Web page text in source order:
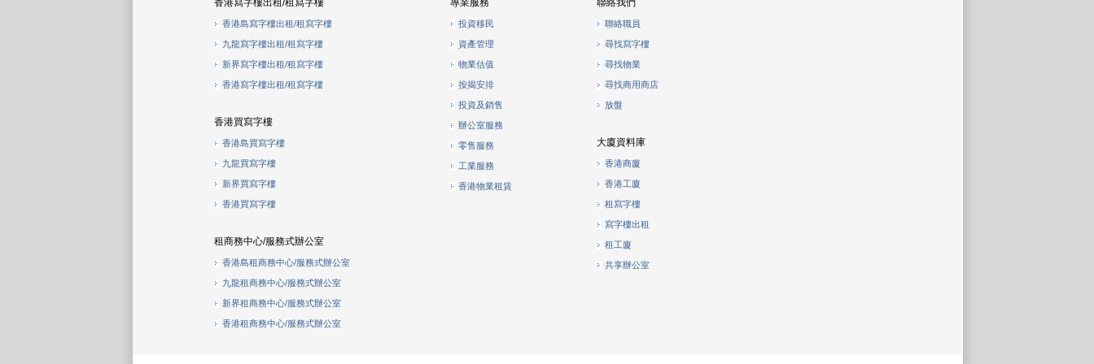
香港寫字樓出租/租寫字樓
香港島寫字樓出租/租寫字樓
九龍寫字樓出租/租寫字樓
新界寫字樓出租/租寫字樓
香港寫字樓出租/租寫字樓
香港買寫字樓
香港島買寫字樓
九龍買寫字樓
新界買寫字樓
香港買寫字樓
租商務中心/服務式辦公室
香港島租商務中心/服務式辦公室
九龍租商務中心/服務式辦公室
新界租商務中心/服務式辦公室
香港租商務中心/服務式辦公室
專業服務
投資移民
資產管理
物業估值
按揭安排
投資及銷售
辦公室服務
零售服務
工業服務
香港物業租賃
聯絡我們
聯絡職員
尋找寫字樓
尋找物業
尋找商用商店
放盤
大廈資料庫
香港商廈
香港工廈
租寫字樓
寫字樓出租
租工廈
共享辦公室